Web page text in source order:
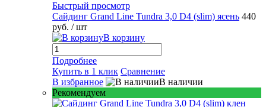
Быстрый просмотр
Сайдинг Grand Line Tundra 3,0 D4 (slim) ясень 440
руб. / шт
В корзину
Подробнее
Купить в 1 клик Сравнение
В избранное
В наличии
Рекомендуем